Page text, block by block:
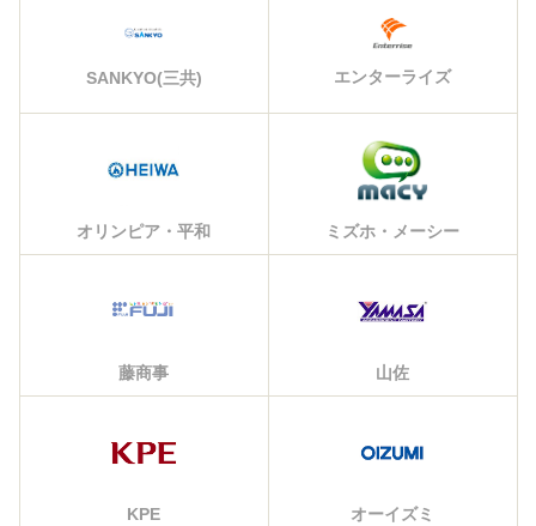
SANKYO(三共) エンターライズ
オリンピア・平和 ミズホ・メーシー
藤商事 山佐
KPE オーイズミ